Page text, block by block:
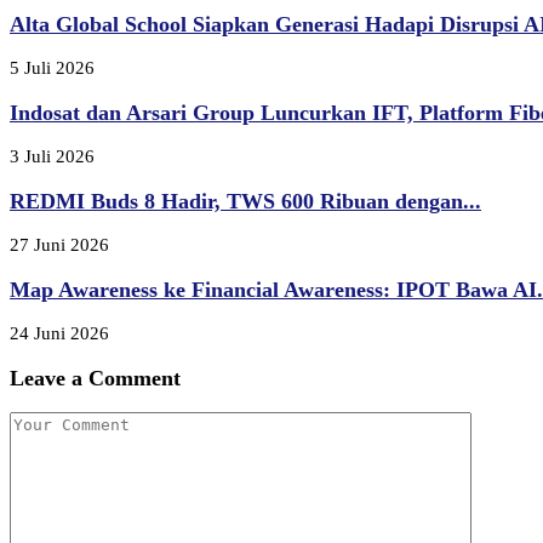
Alta Global School Siapkan Generasi Hadapi Disrupsi
5 Juli 2026
Indosat dan Arsari Group Luncurkan IFT, Platform
3 Juli 2026
REDMI Buds 8 Hadir, TWS 600 Ribuan dengan...
27 Juni 2026
Map Awareness ke Financial Awareness: IPOT Bawa
24 Juni 2026
Leave a Comment